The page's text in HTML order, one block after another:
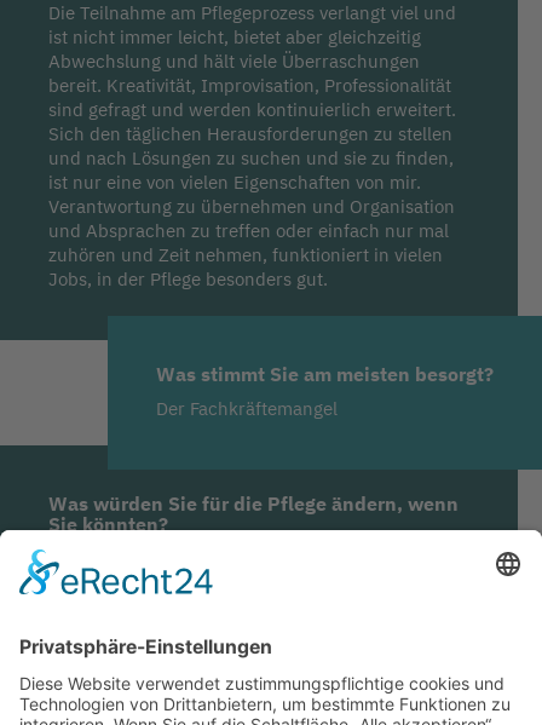
Die Teilnahme am Pflegeprozess verlangt viel und
ist nicht immer leicht, bietet aber gleichzeitig
Abwechslung und hält viele Überraschungen
bereit. Kreativität, Improvisation, Professionalität
sind gefragt und werden kontinuierlich erweitert.
Sich den täglichen Herausforderungen zu stellen
und nach Lösungen zu suchen und sie zu finden,
ist nur eine von vielen Eigenschaften von mir.
Verantwortung zu übernehmen und Organisation
und Absprachen zu treffen oder einfach nur mal
zuhören und Zeit nehmen, funktioniert in vielen
Jobs, in der Pflege besonders gut.
Was stimmt Sie am meisten besorgt?
Der Fachkräftemangel
Was würden Sie für die Pflege ändern, wenn
Sie könnten?
Mehr Anerkennung und Wertschätzung in der
Gesellschaft
Was sind Ihre drei wichtigsten Botschaften
an die Politik?